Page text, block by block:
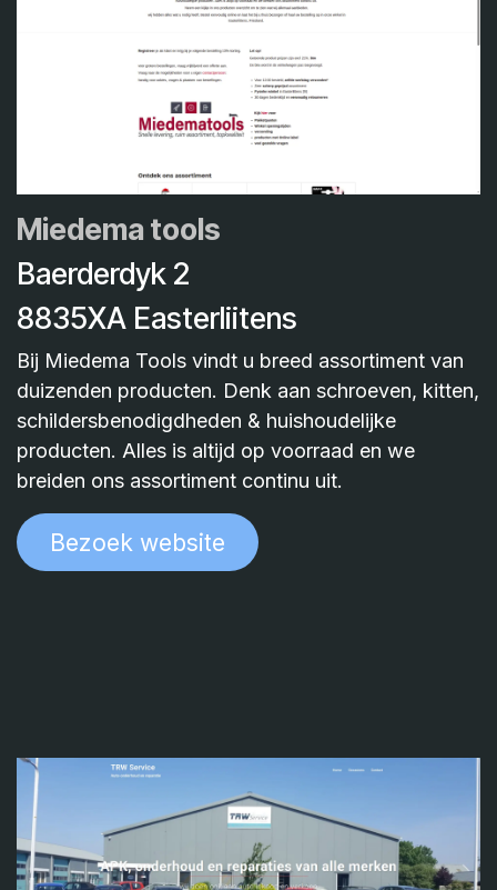
Miedema tools
Baerderdyk 2
8835XA Easterliitens
Bij Miedema Tools vindt u breed assortiment van
duizenden producten. Denk aan schroeven, kitten,
schildersbenodigdheden & huishoudelijke
producten. Alles is altijd op voorraad en we
breiden ons assortiment continu uit.
Bezoek websit​​​​e